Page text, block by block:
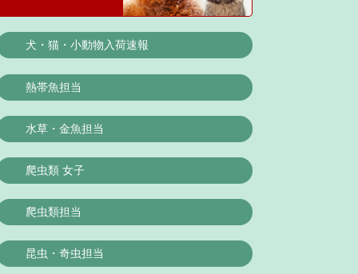
犬・猫・小動物入荷速報
熱帯魚担当
水草・金魚担当
爬虫類 女子
爬虫類担当
昆虫・奇虫担当